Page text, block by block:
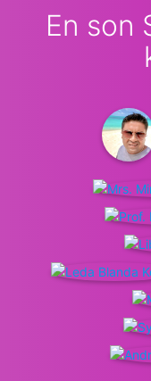
En son